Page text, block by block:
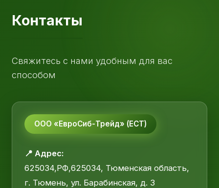
Контакты
Свяжитесь с нами удобным для вас
способом
ООО «ЕвроСиб-Трейд» (ЕСТ)
📍 Адрес:
625034,РФ,625034, Тюменская область,
г. Тюмень, ул. Барабинская, д. 3